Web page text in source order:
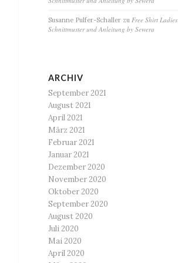
Susanne Pulfer-Schaller zuFree Shirt Ladies
Schnittmuster und Anleitung by Sewera
ARCHIV
September 2021
August 2021
April 2021
März 2021
Februar 2021
Januar 2021
Dezember 2020
November 2020
Oktober 2020
September 2020
August 2020
Juli 2020
Mai 2020
April 2020